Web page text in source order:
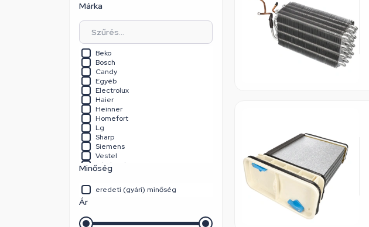
Márka
Beko
Bosch
Candy
Egyéb
Electrolux
Haier
Heinner
Homefort
Lg
Sharp
Siemens
Vestel
Whirlpool
Whirlpool / Indesit
Minőség
eredeti (gyári) minőség
Ár